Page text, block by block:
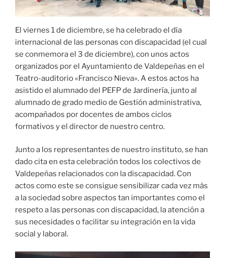
El viernes 1 de diciembre, se ha celebrado el día
internacional de las personas con discapacidad (el cual
se conmemora el 3 de diciembre), con unos actos
organizados por el Ayuntamiento de Valdepeñas en el
Teatro-auditorio «Francisco Nieva». A estos actos ha
asistido el alumnado del PEFP de Jardinería, junto al
alumnado de grado medio de Gestión administrativa,
acompañados por docentes de ambos ciclos
formativos y el director de nuestro centro.
Junto a los representantes de nuestro instituto, se han
dado cita en esta celebración todos los colectivos de
Valdepeñas relacionados con la discapacidad. Con
actos como este se consigue sensibilizar cada vez más
a la sociedad sobre aspectos tan importantes como el
respeto a las personas con discapacidad, la atención a
sus necesidades o facilitar su integración en la vida
social y laboral.